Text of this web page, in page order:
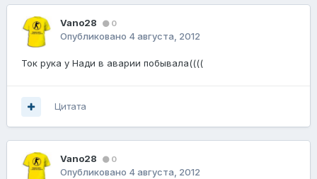
Vano28 0
Опубликовано 4 августа, 2012
Ток рука у Нади в аварии побывала((((
Цитата
Vano28 0
Опубликовано 4 августа, 2012